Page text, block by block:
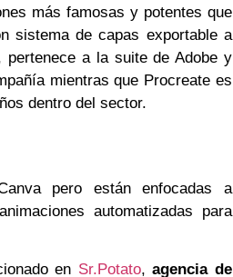
más famosas y potentes que
sistema de capas exportable a
pertenece a la suite de Adobe y
mientras que Procreate es
dentro del sector.
pero están enfocadas a
automatizadas para
en Sr.Potato,agencia de